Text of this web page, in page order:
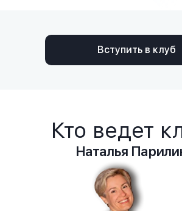
Вступить в клуб
Кто ведет
Наталья